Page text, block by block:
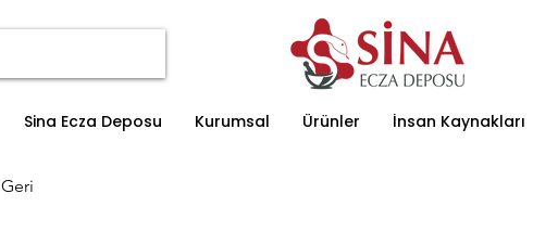
Sina Ecza Deposu Kurumsal Ürünler İnsan Kaynakları
Geri